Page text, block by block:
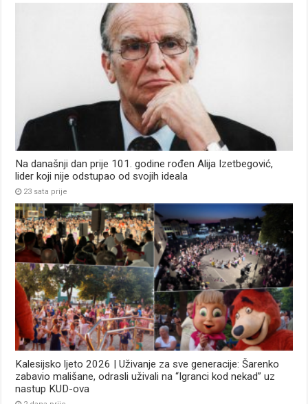
Na današnji dan prije 101. godine rođen Alija Izetbegović,
lider koji nije odstupao od svojih ideala
23 sata prije
Kalesijsko ljeto 2026 | Uživanje za sve generacije: Šarenko
zabavio mališane, odrasli uživali na “Igranci kod nekad” uz
nastup KUD-ova